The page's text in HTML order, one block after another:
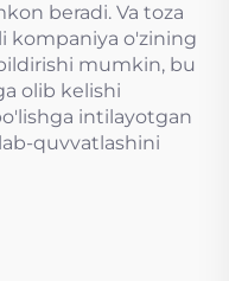
beradi. Va toza
kompaniya o'zining
mumkin, bu
olib kelishi
intilayotgan
quvvatlashini